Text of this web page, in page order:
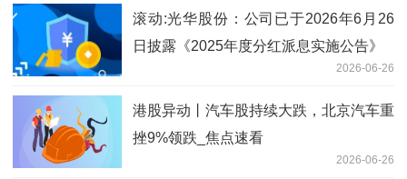
滚动:光华股份：公司已于2026年6月26
日披露《2025年度分红派息实施公告》
2026-06-26
港股异动丨汽车股持续大跌，北京汽车重
挫9%领跌_焦点速看
2026-06-26